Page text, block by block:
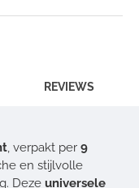
REVIEWS
, verpakt per 9
en stijlvolle
Deze universele